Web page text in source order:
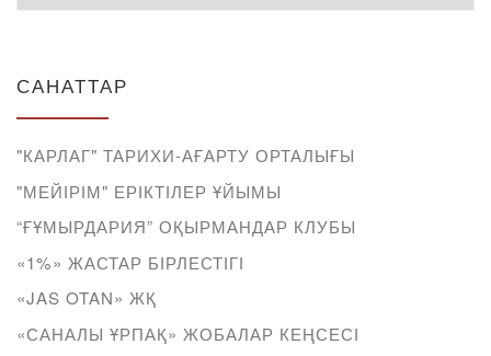
САНАТТАР
"КАРЛАГ" ТАРИХИ-АҒАРТУ ОРТАЛЫҒЫ
"МЕЙІРІМ" ЕРІКТІЛЕР ҰЙЫМЫ
“ҒҰМЫРДАРИЯ” ОҚЫРМАНДАР КЛУБЫ
«1%» ЖАСТАР БІРЛЕСТІГІ
«JAS OTAN» ЖҚ
«САНАЛЫ ҰРПАҚ» ЖОБАЛАР КЕҢСЕСІ